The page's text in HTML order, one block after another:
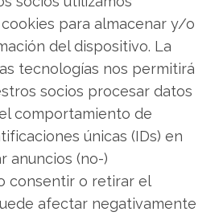
para almacenar y/o
del dispositivo. La
tecnologías nos permitirá
socios procesar datos
comportamiento de
únicas (IDs) en
anuncios (no-)
consentir o retirar el
afectar negativamente
la prueba de
de julio para una
vive una paradoja que
en su principal
El gasto en inteligencia